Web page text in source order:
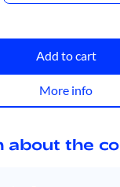
Add to cart
More info
about the